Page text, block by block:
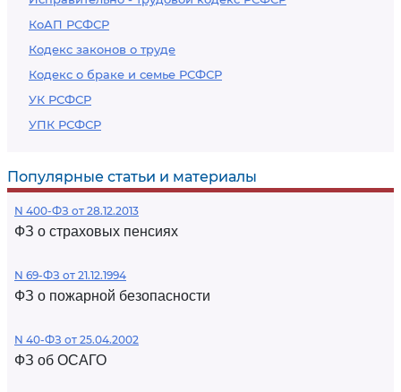
КоАП РСФСР
Кодекс законов о труде
Кодекс о браке и семье РСФСР
УК РСФСР
УПК РСФСР
Популярные статьи и материалы
N 400-ФЗ от 28.12.2013
ФЗ о страховых пенсиях
N 69-ФЗ от 21.12.1994
ФЗ о пожарной безопасности
N 40-ФЗ от 25.04.2002
ФЗ об ОСАГО